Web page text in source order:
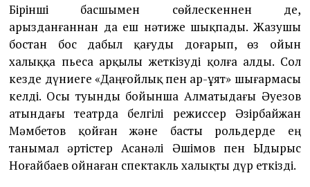
Бірінші басшымен сөйлескеннен де,
арызданғаннан да еш нәтиже шықпады. Жазушы
бостан бос дабыл қағуды доғарып, өз ойын
халыққа пьеса арқылы жеткізуді қолға алды. Сол
кезде дүниеге «Даңғойлық пен ар-ұят» шығармасы
келді. Осы туынды бойынша Алматыдағы Әуезов
атындағы театрда белгілі режиссер Әзірбайжан
Мәмбетов қойған және басты рольдерде ең
танымал әртістер Асанәлі Әшімов пен Ыдырыс
Ноғайбаев ойнаған спектакль халықты дүр еткізді.